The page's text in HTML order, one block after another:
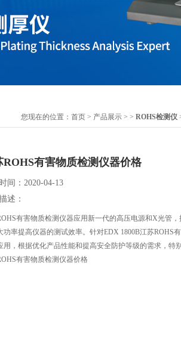
您现在的位置： 首页 > 产品展示 > > ROHS检测仪
ROHS有害物质检测仪器价格
间：2020-04-13
述：
有害物质检测仪器应用新一代的高压电源和X光管
功率提高仪器的测试效率。针对EDX 1800B江苏ROHS
用，根据优化产品性能和提高安全防护等级的需求，特
有害物质检测仪器价格